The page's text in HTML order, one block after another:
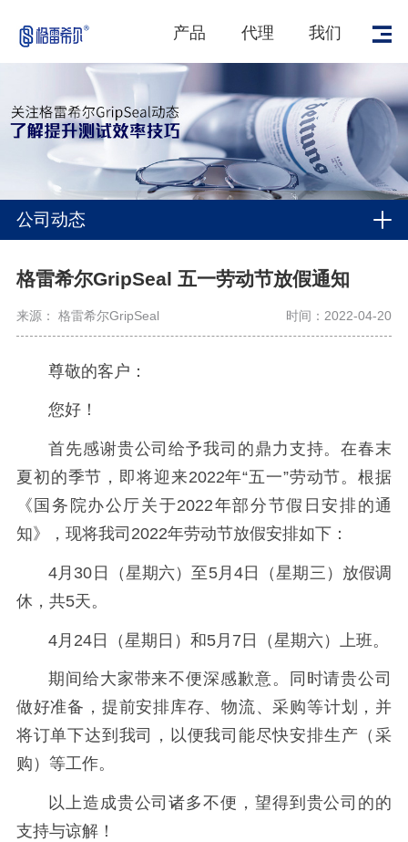
产品 代理 我们
公司动态
格雷希尔GripSeal 五一劳动节放假通知
来源： 格雷希尔GripSeal 时间：2022-04-20
尊敬的客户：
您好！
首先感谢贵公司给予我司的鼎力支持。在春末
夏初的季节，即将迎来2022年“五一”劳动节。根据
《国务院办公厅关于2022年部分节假日安排的通
知》，现将我司2022年劳动节放假安排如下：
4月30日（星期六）至5月4日（星期三）放假调
休，共5天。
4月24日（星期日）和5月7日（星期六）上班。
期间给大家带来不便深感歉意。同时请贵公司
做好准备，提前安排库存、物流、采购等计划，并
将订单下达到我司，以便我司能尽快安排生产（采
购）等工作。
以上造成贵公司诸多不便，望得到贵公司的的
支持与谅解！